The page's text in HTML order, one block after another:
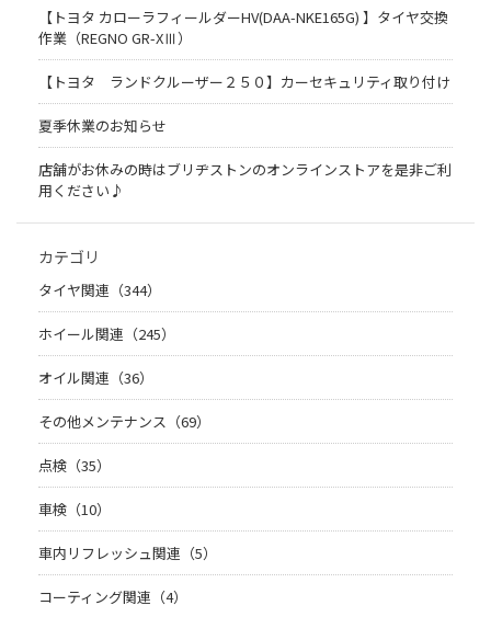
【トヨタ カローラフィールダーHV(DAA-NKE165G) 】タイヤ交換
作業（REGNO GR-XⅢ）
【トヨタ ランドクルーザー２５０】カーセキュリティ取り付け
夏季休業のお知らせ
店舗がお休みの時はブリヂストンのオンラインストアを是非ご利
用ください♪
カテゴリ
タイヤ関連（344）
ホイール関連（245）
オイル関連（36）
その他メンテナンス（69）
点検（35）
車検（10）
車内リフレッシュ関連（5）
コーティング関連（4）